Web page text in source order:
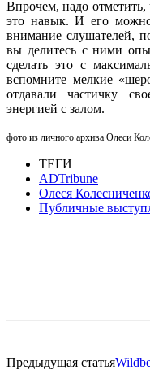
Впрочем, надо отметить,
это навык. И его можно
внимание слушателей,
вы делитесь с ними
сделать это с
вспомните мелкие
отдавали частичку
энергией с залом.
фото из личного архива Олеси
ТЕГИ
ADTribune
Олеся
Публичные
Предыдущая статья